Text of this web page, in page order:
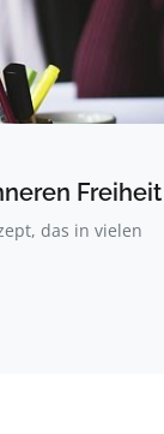
Freiheit
das in vielen